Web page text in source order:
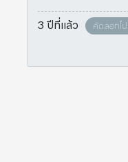
3 ปีที่แล้ว คัดลอกไ